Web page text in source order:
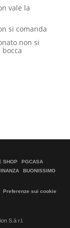
vale la
si comanda
non si
SHOP
PGCASA
BUONISSIMO
Preferenze sui cookie
S.á r.l.